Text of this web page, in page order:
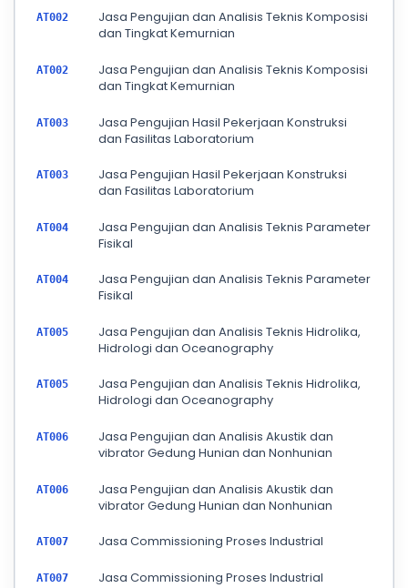
AT002
Jasa Pengujian dan Analisis Teknis Komposisi
dan Tingkat Kemurnian
AT002
Jasa Pengujian dan Analisis Teknis Komposisi
dan Tingkat Kemurnian
AT003
Jasa Pengujian Hasil Pekerjaan Konstruksi
dan Fasilitas Laboratorium
AT003
Jasa Pengujian Hasil Pekerjaan Konstruksi
dan Fasilitas Laboratorium
AT004
Jasa Pengujian dan Analisis Teknis Parameter
Fisikal
AT004
Jasa Pengujian dan Analisis Teknis Parameter
Fisikal
AT005
Jasa Pengujian dan Analisis Teknis Hidrolika,
Hidrologi dan Oceanography
AT005
Jasa Pengujian dan Analisis Teknis Hidrolika,
Hidrologi dan Oceanography
AT006
Jasa Pengujian dan Analisis Akustik dan
vibrator Gedung Hunian dan Nonhunian
AT006
Jasa Pengujian dan Analisis Akustik dan
vibrator Gedung Hunian dan Nonhunian
AT007 Jasa Commissioning Proses Industrial
AT007 Jasa Commissioning Proses Industrial